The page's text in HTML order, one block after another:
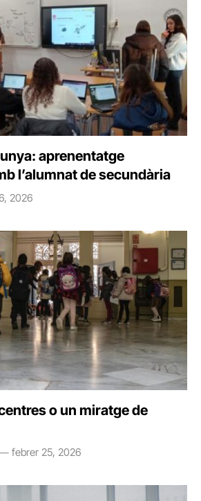
aprenentatge
l’alumnat de secundària
2026
o un miratge de
febrer 25, 2026